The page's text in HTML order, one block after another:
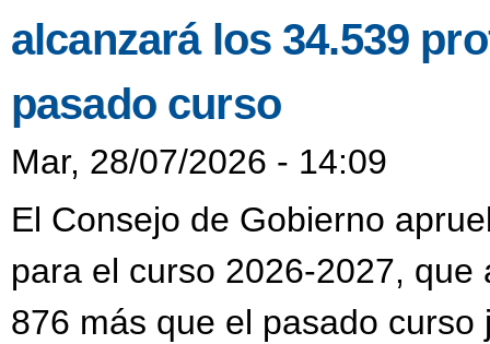
alcanzará los 34.539
pasado curso
Mar, 28/07/2026 - 14:09
El Consejo de Gobierno
para el curso 2026-2027,
876 más que el pasado